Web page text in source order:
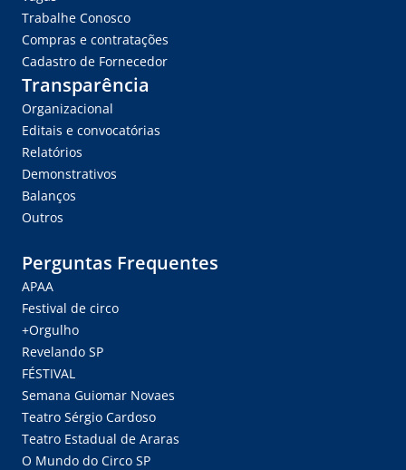
Trabalhe Conosco
Compras e contratações
Cadastro de Fornecedor
Transparência
Organizacional
Editais e convocatórias
Relatórios
Demonstrativos
Balanços
Outros
Perguntas Frequentes
APAA
Festival de circo
+Orgulho
Revelando SP
FÉSTIVAL
Semana Guiomar Novaes
Teatro Sérgio Cardoso
Teatro Estadual de Araras
O Mundo do Circo SP